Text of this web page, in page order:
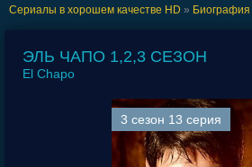
Сериалы в хорошем качестве HD » Биография
ЭЛЬ ЧАПО 1,2,3 СЕЗОН
El Chapo
3 сезон 13 серия